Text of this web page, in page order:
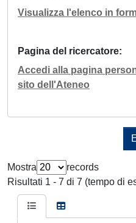
Visualizza l'elenco in
Pagina del ricercatore
Accedi alla pagina
sito dell'Ateneo
Mostra
records
Risultati 1 - 7 di 7 (tempo di